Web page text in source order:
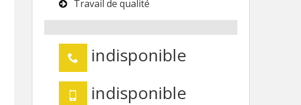
Travail de qualité
indisponible
indisponible